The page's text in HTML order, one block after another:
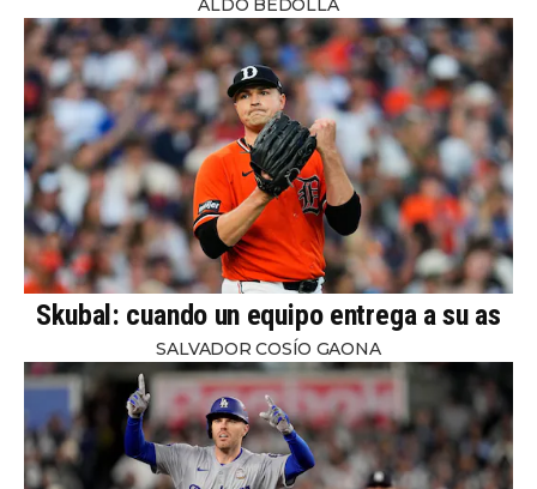
ALDO BEDOLLA
Skubal: cuando un equipo entrega a su as
SALVADOR COSÍO GAONA